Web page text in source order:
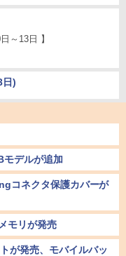
～13日 】
)
モデルが追加
コネクタ保護カバーが
モリが発売
が発売、モバイルバッ